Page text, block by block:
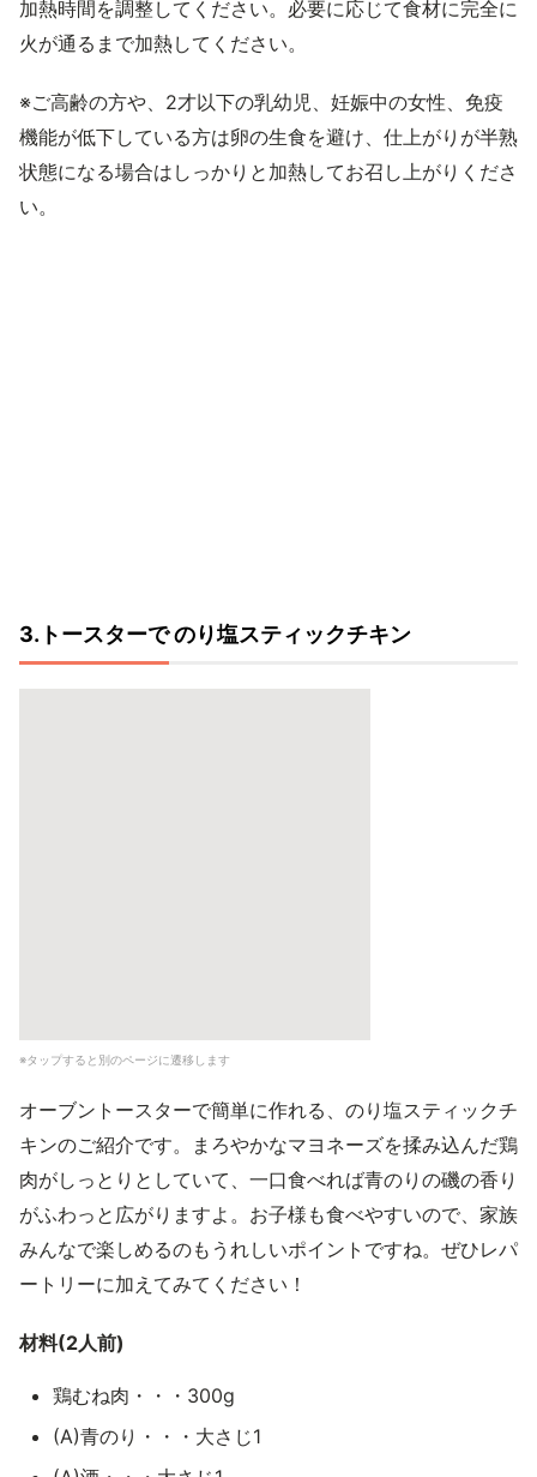
加熱時間を調整してください。必要に応じて食材に完全に
火が通るまで加熱してください。
※ご高齢の方や、2才以下の乳幼児、妊娠中の女性、免疫
機能が低下している方は卵の生食を避け、仕上がりが半熟
状態になる場合はしっかりと加熱してお召し上がりくださ
い。
3.トースターで のり塩スティックチキン
※タップすると別のページに遷移します
オーブントースターで簡単に作れる、のり塩スティックチ
キンのご紹介です。まろやかなマヨネーズを揉み込んだ鶏
肉がしっとりとしていて、一口食べれば青のりの磯の香り
がふわっと広がりますよ。お子様も食べやすいので、家族
みんなで楽しめるのもうれしいポイントですね。ぜひレパ
ートリーに加えてみてください！
材料(2人前)
鶏むね肉・・・300g
(A)青のり・・・大さじ1